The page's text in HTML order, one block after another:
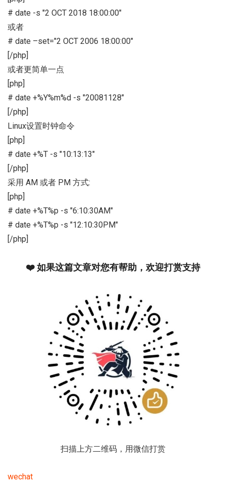
# date -s "2 OCT 2018 18:00:00"
或者
# date –set="2 OCT 2006 18:00:00"
[/php]
或者更简单一点
[php]
# date +%Y%m%d -s "20081128"
[/php]
Linux设置时钟命令
[php]
# date +%T -s "10:13:13"
[/php]
采用 AM 或者 PM 方式:
[php]
# date +%T%p -s "6:10:30AM"
# date +%T%p -s "12:10:30PM"
[/php]
❤️ 如果这篇文章对您有帮助，欢迎打赏支持
扫描上方二维码，用微信打赏
wechat